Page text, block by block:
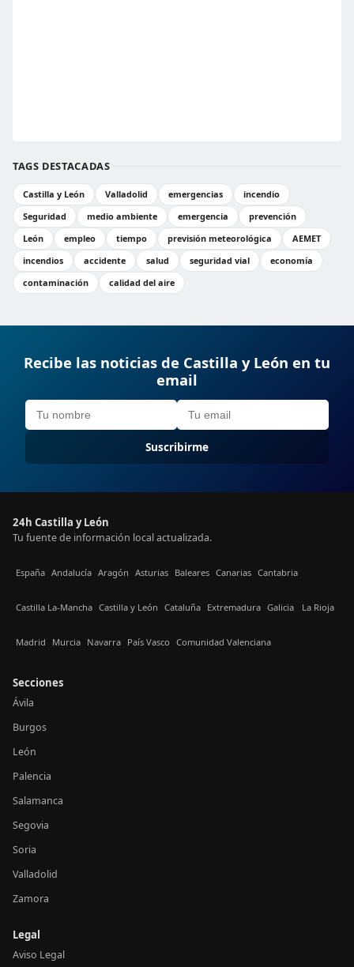
TAGS DESTACADAS
Castilla y León Valladolid emergencias
incendio
Seguridad
medio ambiente emergencia
prevención
León
empleo tiempo previsión meteorológica
AEMET
incendios
accidente salud seguridad vial
economía
contaminación
calidad del aire
Recibe las noticias de Castilla y León en tu
email
Suscribirme
24h Castilla y León
Tu fuente de información local actualizada.
España Andalucía Aragón Asturias Baleares Canarias Cantabria
Castilla La-Mancha Castilla y León Cataluña Extremadura Galicia La Rioja
Madrid Murcia Navarra País Vasco Comunidad Valenciana
Secciones
Ávila
Burgos
León
Palencia
Salamanca
Segovia
Soria
Valladolid
Zamora
Legal
Aviso Legal